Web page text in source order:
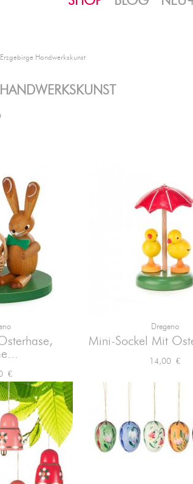
Erzgebirge Handwerkskunst
€
Dregeno
Mini-Sockel Mit
Preis
14,00 €
 Vorschau